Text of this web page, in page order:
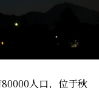
人口，位于秋